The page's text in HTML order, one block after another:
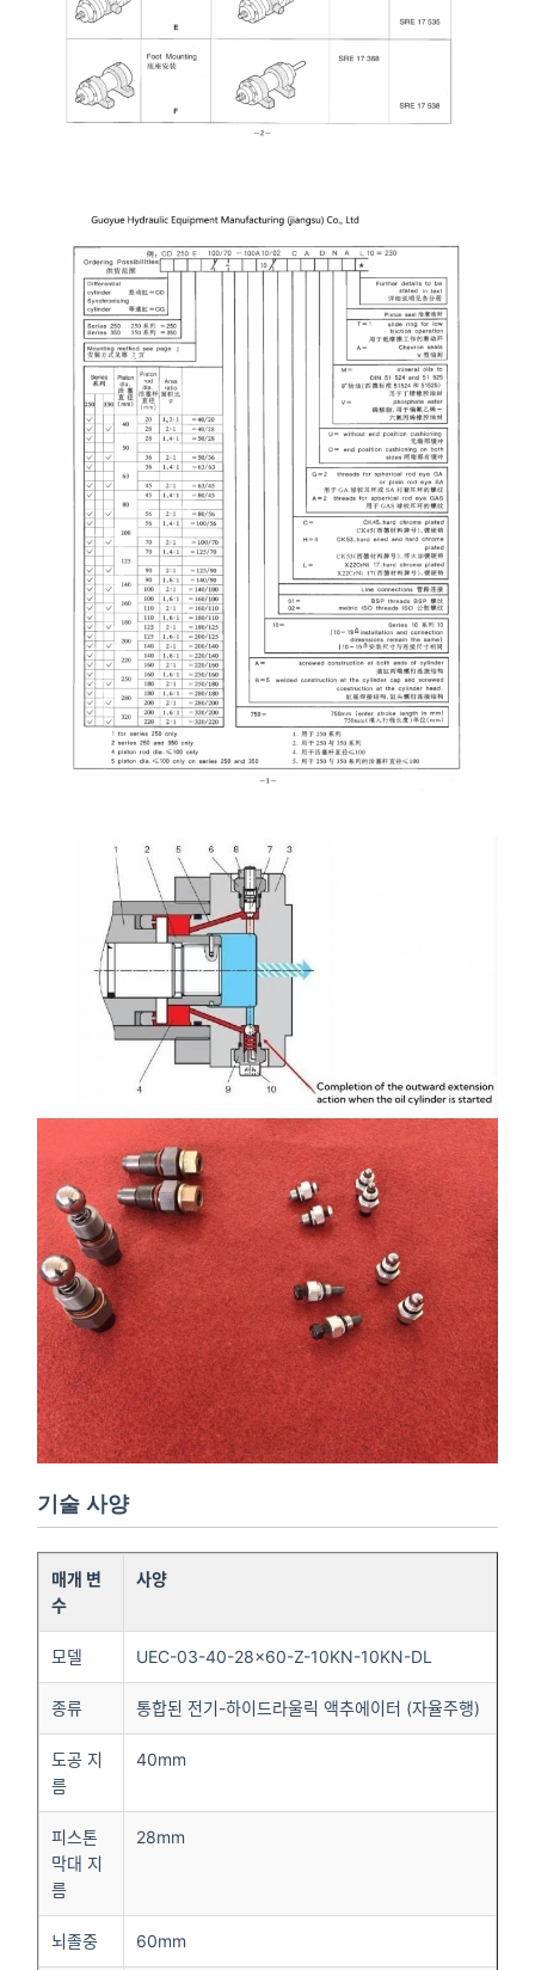
기술 사양
매개 변
수
사양
모델 UEC-03-40-28×60-Z-10KN-10KN-DL
종류 통합된 전기-하이드라울릭 액추에이터 (자율주행)
도공 지
름
40mm
피스톤
막대 지
름
28mm
뇌졸중 60mm